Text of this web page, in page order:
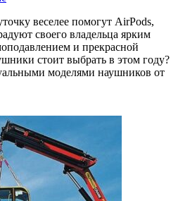
веселее помогут AirPods,
своего владельца ярким
и прекрасной
стоит выбрать в этом году?
моделями наушников от